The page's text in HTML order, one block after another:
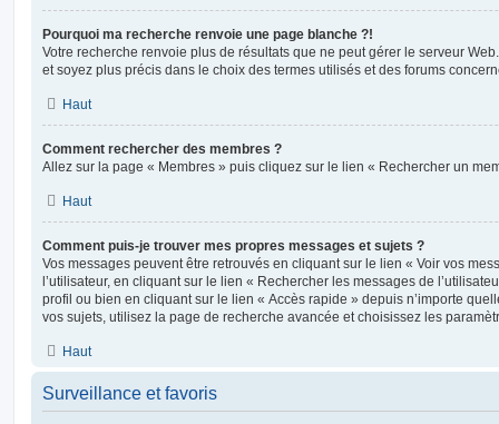
Pourquoi ma recherche renvoie une page blanche ?!
Votre recherche renvoie plus de résultats que ne peut gérer le serveur
et soyez plus précis dans le choix des termes utilisés et des forums
Haut
Comment rechercher des membres ?
Allez sur la page « Membres » puis cliquez sur le lien « Rechercher un
Haut
Comment puis-je trouver mes propres messages et sujets ?
Vos messages peuvent être retrouvés en cliquant sur le lien « Voir vos
l’utilisateur, en cliquant sur le lien « Rechercher les messages de
profil ou bien en cliquant sur le lien « Accès rapide » depuis n’importe
vos sujets, utilisez la page de recherche avancée et choisissez les
Haut
Surveillance et favoris